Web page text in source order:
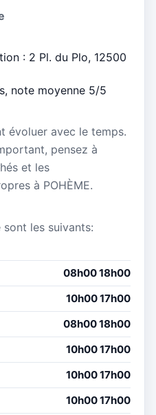
: 2 Pl. du Plo, 12500
note moyenne 5/5
évoluer avec le temps.
pensez à
et les
à POHÈME.
les suivants:
08h00 18h00
10h00 17h00
08h00 18h00
10h00 17h00
10h00 17h00
10h00 17h00